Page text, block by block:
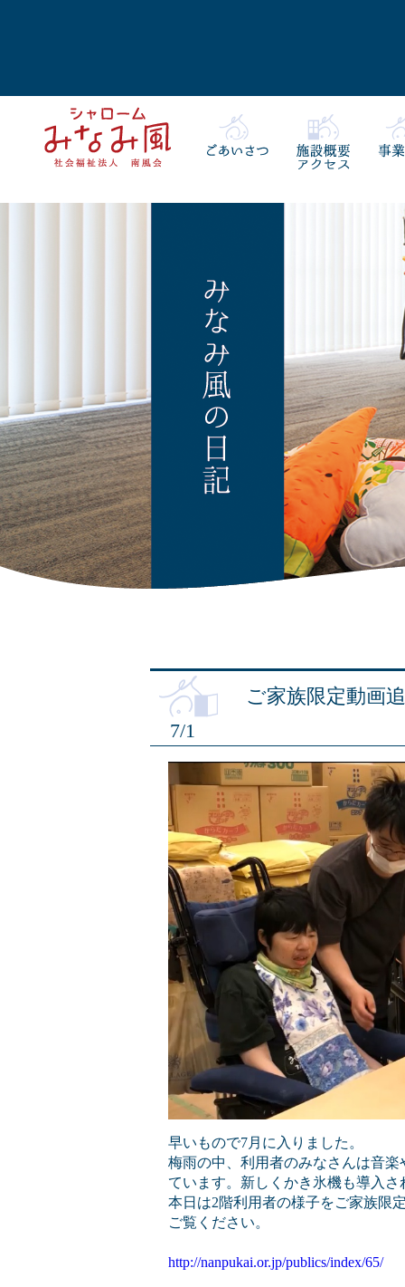
7/1
ご家族限定動画
早いもので7月に入りました。
梅雨の中、利用者のみなさんは音
ています。新しくかき氷機も導入
本日は2階利用者の様子をご家族限
ご覧ください。
http://nanpukai.or.jp/publics/index/65/